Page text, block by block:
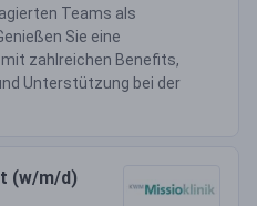
Teams als
Sie eine
zahlreichen Benefits,
Unterstützung bei der
(w/m/d)